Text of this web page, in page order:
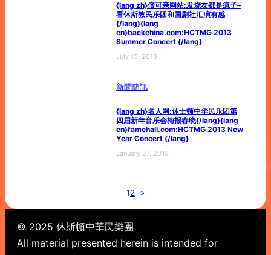
{lang zh}倍可亲网站:发烧友都是疯子–
看休斯敦民乐团和国剧社汇演有感
{/lang}{lang
en}backchina.com:HCTMG 2013
Summer Concert {/lang}
July 15, 2013
新聞簡訊|
{lang zh}名人网:休士顿中华民乐团第
四屆新年音乐会梅报春晓{/lang}{lang
en}famehall.com:HCTMG 2013 New
Year Concert {/lang}
January 27, 2013
12 »
© 2025 休斯頓中華民樂團
All material presented herein is intended for